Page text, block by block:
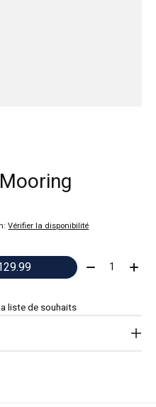
:Vérifier la disponibilité
Quantité:
liste de souhaits